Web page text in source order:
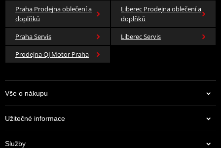
Praha Prodejna oblečení a
doplňků
Liberec Prodejna oblečení a
doplňků
Praha Servis
Liberec Servis
Prodejna QJ Motor Praha
Vše o nákupu
Užitečné informace
Služby